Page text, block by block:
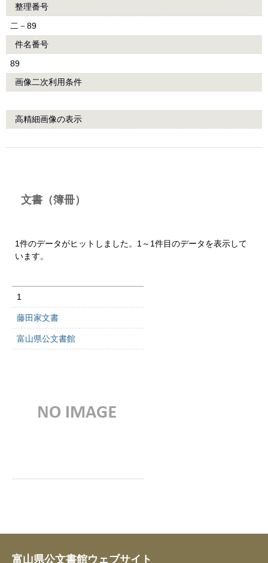
整理番号
二－89
件名番号
89
画像二次利用条件
高精細画像の表示
文書（簿冊）
1件のデータがヒットしました。1～1件目のデータを表示して
います。
1
藤田家文書
富山県公文書館
富山県公文書館ウェブサイト